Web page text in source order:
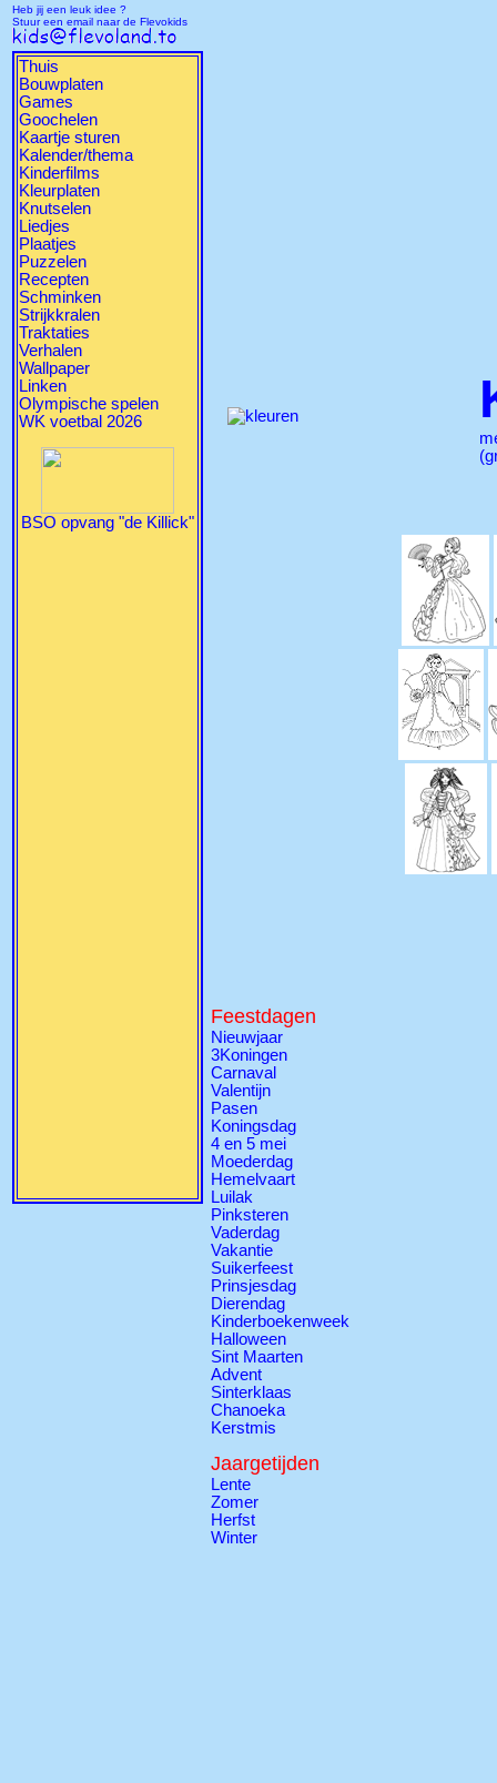
Heb jij een leuk idee ?
Stuur een email naar de Flevokids
Thuis
Bouwplaten
Games
Goochelen
Kaartje sturen
Kalender/thema
Kinderfilms
Kleurplaten
Knutselen
Liedjes
Plaatjes
Puzzelen
Recepten
Schminken
Strijkkralen
Traktaties
Verhalen
Wallpaper
Linken
Olympische spelen
WK voetbal 2026
BSO opvang "de Killick"
Feestdagen
Nieuwjaar
3Koningen
Carnaval
Valentijn
Pasen
Koningsdag
4 en 5 mei
Moederdag
Hemelvaart
Luilak
Pinksteren
Vaderdag
Vakantie
Suikerfeest
Prinsjesdag
Dierendag
Kinderboekenweek
Halloween
Sint Maarten
Advent
Sinterklaas
Chanoeka
Kerstmis
Jaargetijden
Lente
Zomer
Herfst
Winter